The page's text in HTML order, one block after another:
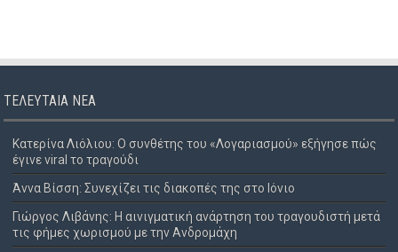
ΤΕΛΕΥΤΑΊΑ ΝΈΑ
Κατερίνα Λιόλιου: Ο συνθέτης του «Λογαριασμού» εξήγησε πώς
έγινε viral το τραγούδι
Άννα Βίσση: Συνεχίζει τις διακοπές της στο Ιόνιο
Γιώργος Λιβάνης: Η αινιγματική ανάρτηση του τραγουδιστή μετά
τις φήμες χωρισμού με την Ανδρομάχη